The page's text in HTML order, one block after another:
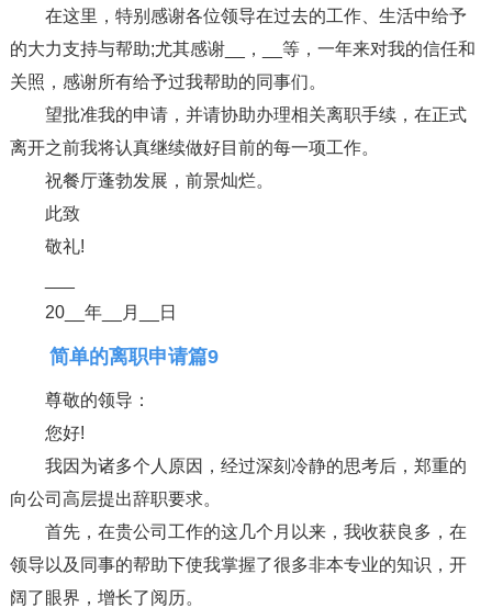
在这里，特别感谢各位领导在过去的工作、生活中给予
的大力支持与帮助;尤其感谢__，__等，一年来对我的信任和
关照，感谢所有给予过我帮助的同事们。
望批准我的申请，并请协助办理相关离职手续，在正式
离开之前我将认真继续做好目前的每一项工作。
祝餐厅蓬勃发展，前景灿烂。
此致
敬礼!
20__年__月__日
简单的离职申请篇9
尊敬的领导：
您好!
我因为诸多个人原因，经过深刻冷静的思考后，郑重的
向公司高层提出辞职要求。
首先，在贵公司工作的这几个月以来，我收获良多，在
领导以及同事的帮助下使我掌握了很多非本专业的知识，开
阔了眼界，增长了阅历。